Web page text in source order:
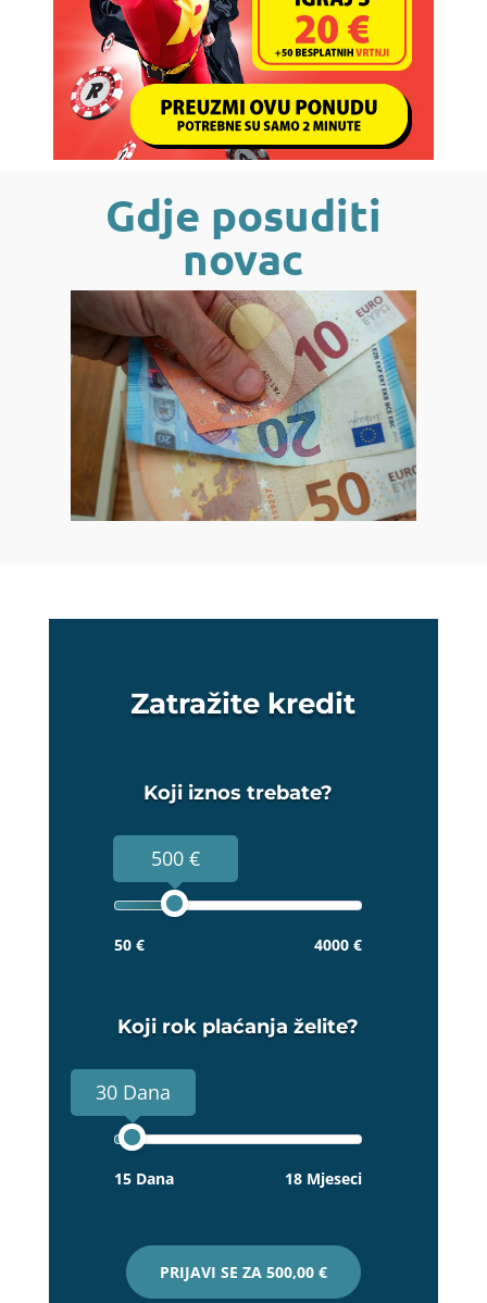
Gdje posuditi
novac
Zatražite kredit
Koji iznos trebate?
500 €
50 € 4000 €
Koji rok plaćanja želite?
30 Dana
15 Dana 18 Mjeseci
PRIJAVI SE ZA 500,00 €